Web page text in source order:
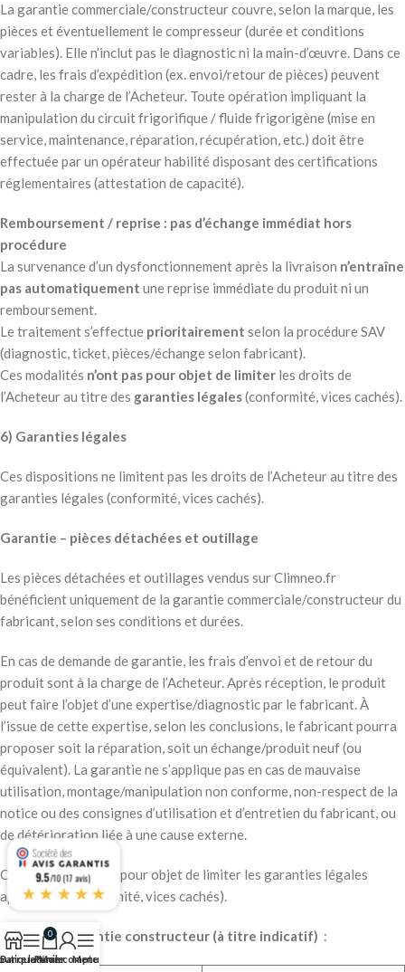
La garantie commerciale/constructeur couvre, selon la marque, les
pièces et éventuellement le compresseur (durée et conditions
variables). Elle n’inclut pas le diagnostic ni la main-d’œuvre. Dans ce
cadre, les frais d’expédition (ex. envoi/retour de pièces) peuvent
rester à la charge de l’Acheteur. Toute opération impliquant la
manipulation du circuit frigorifique / fluide frigorigène (mise en
service, maintenance, réparation, récupération, etc.) doit être
effectuée par un opérateur habilité disposant des certifications
réglementaires (attestation de capacité).
Remboursement / reprise : pas d’échange immédiat hors
procédure
La survenance d’un dysfonctionnement après la livraison n’entraîne
pas automatiquement une reprise immédiate du produit ni un
remboursement.
Le traitement s’effectue prioritairement selon la procédure SAV
(diagnostic, ticket, pièces/échange selon fabricant).
Ces modalités n’ont pas pour objet de limiter les droits de
l’Acheteur au titre des garanties légales(conformité, vices cachés).
6) Garanties légales
Ces dispositions ne limitent pas les droits de l’Acheteur au titre des
garanties légales (conformité, vices cachés).
Garantie – pièces détachées et outillage
Les pièces détachées et outillages vendus sur Climneo.fr
bénéficient uniquement de la garantie commerciale/constructeur du
fabricant, selon ses conditions et durées.
En cas de demande de garantie, les frais d’envoi et de retour du
produit sont à la charge de l’Acheteur. Après réception, le produit
peut faire l’objet d’une expertise/diagnostic par le fabricant. À
l’issue de cette expertise, selon les conclusions, le fabricant pourra
proposer soit la réparation, soit un échange/produit neuf (ou
équivalent). La garantie ne s’applique pas en cas de mauvaise
utilisation, montage/manipulation non conforme, non-respect de la
notice ou des consignes d’utilisation et d’entretien du fabricant, ou
de détérioration liée à une cause externe.
Cette clause n’a pas pour objet de limiter les garanties légales
applicables (conformité, vices cachés).
Durées de garantie constructeur (à titre indicatif) :
Barre latérale
0
Panier
Mon compte
Menu
9.5/10 (17 avis)
★★★★★